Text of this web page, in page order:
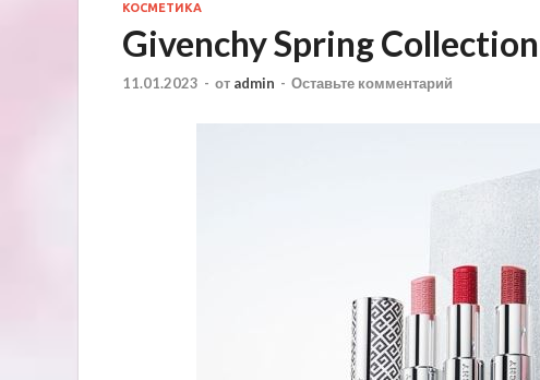
КОСМЕТИКА
Givenchy Spring
11.01.2023 - от admin - Оставьте комментарий